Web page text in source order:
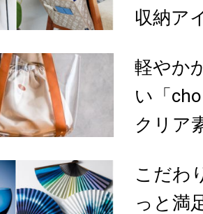
収納ア
軽やか
い「
クリア
こだわ
っと満